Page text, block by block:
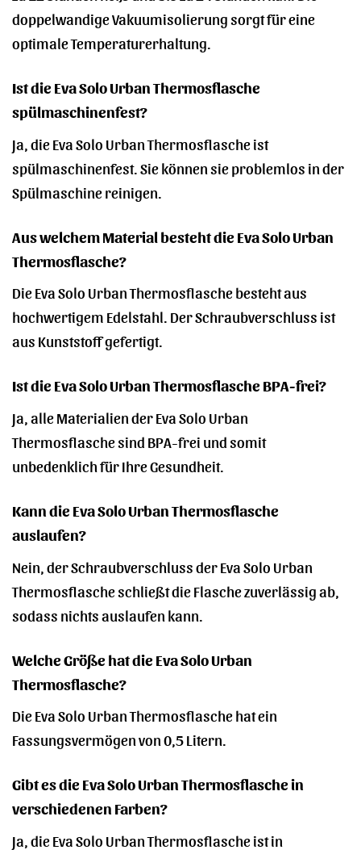
doppelwandige Vakuumisolierung sorgt für eine
optimale Temperaturerhaltung.
Ist die Eva Solo Urban Thermosflasche
spülmaschinenfest?
Ja, die Eva Solo Urban Thermosflasche ist
spülmaschinenfest. Sie können sie problemlos in der
Spülmaschine reinigen.
Aus welchem Material besteht die Eva Solo Urban
Thermosflasche?
Die Eva Solo Urban Thermosflasche besteht aus
hochwertigem Edelstahl. Der Schraubverschluss ist
aus Kunststoff gefertigt.
Ist die Eva Solo Urban Thermosflasche BPA-frei?
Ja, alle Materialien der Eva Solo Urban
Thermosflasche sind BPA-frei und somit
unbedenklich für Ihre Gesundheit.
Kann die Eva Solo Urban Thermosflasche
auslaufen?
Nein, der Schraubverschluss der Eva Solo Urban
Thermosflasche schließt die Flasche zuverlässig ab,
sodass nichts auslaufen kann.
Welche Größe hat die Eva Solo Urban
Thermosflasche?
Die Eva Solo Urban Thermosflasche hat ein
Fassungsvermögen von 0,5 Litern.
Gibt es die Eva Solo Urban Thermosflasche in
verschiedenen Farben?
Ja, die Eva Solo Urban Thermosflasche ist in